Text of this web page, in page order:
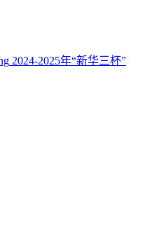
2024-2025年“新华三杯”